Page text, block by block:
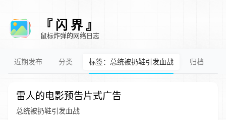
『 闪 界 』
鼠标炸弹的网络日志
近期发布 分类 标签：总统被扔鞋引发血战 归档
雷人的电影预告片式广告
总统被扔鞋引发血战